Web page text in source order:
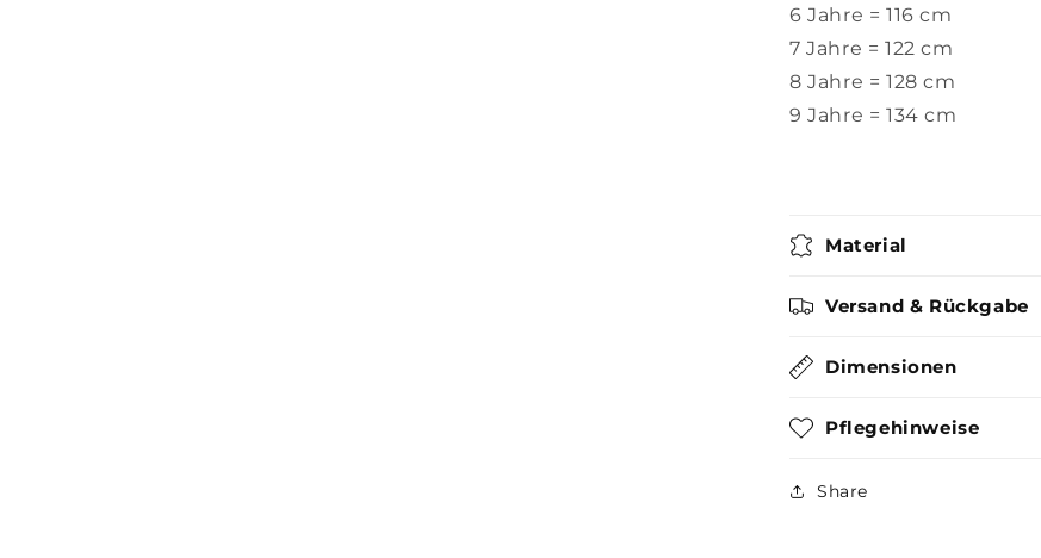
6 Jahre = 116 cm
7 Jahre = 122 cm
8 Jahre = 128 cm
9 Jahre = 134 cm
Material
Versand & Rückgabe
Dimensionen
Pflegehinweise
Share